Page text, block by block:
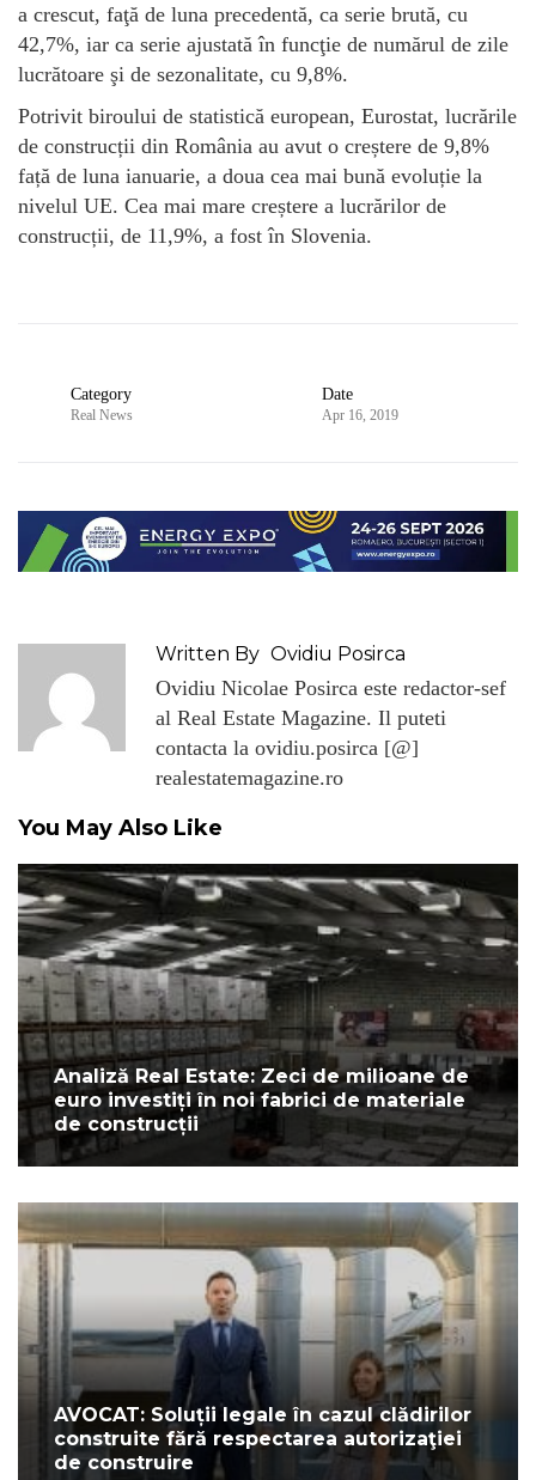
a crescut, faţă de luna precedentă, ca serie brută, cu
42,7%, iar ca serie ajustată în funcţie de numărul de zile
lucrătoare şi de sezonalitate, cu 9,8%.
Potrivit biroului de statistică european, Eurostat, lucrările
de construcții din România au avut o creștere de 9,8%
față de luna ianuarie, a doua cea mai bună evoluție la
nivelul UE. Cea mai mare creștere a lucrărilor de
construcții, de 11,9%, a fost în Slovenia.
Category
Real News
Date
Apr 16, 2019
Written By Ovidiu Posirca
Ovidiu Nicolae Posirca este redactor-sef
al Real Estate Magazine. Il puteti
contacta la ovidiu.posirca [@]
realestatemagazine.ro
You May Also Like
Analiză Real Estate: Zeci de milioane de
euro investiți în noi fabrici de materiale
de construcții
AVOCAT: Soluții legale în cazul clădirilor
construite fără respectarea autorizaţiei
de construire